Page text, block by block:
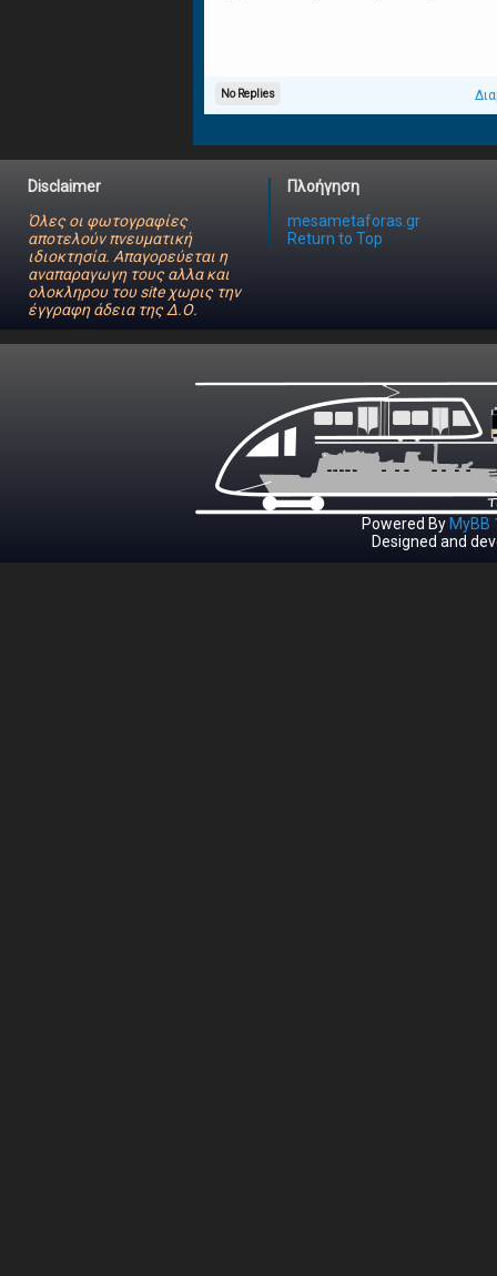
No Replies
Disclaimer
Όλες οι φωτογραφίες
αποτελούν πνευματική
ιδιοκτησία. Απαγορεύεται η
αναπαραγωγη τους αλλα και
ολοκληρου του site χωρις την
έγγραφη άδεια της Δ.Ο.
Πλοήγηση
mesametaforas.gr
Return to Top
Powered By MyBB
Designed and